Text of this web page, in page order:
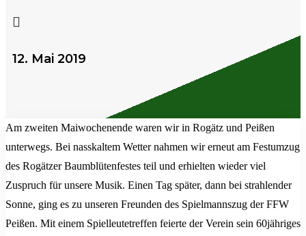

12. Mai 2019
Am zweiten Maiwochenende waren wir in Rogätz und Peißen
unterwegs. Bei nasskaltem Wetter nahmen wir erneut am Festumzug
des Rogätzer Baumblütenfestes teil und erhielten wieder viel
Zuspruch für unsere Musik. Einen Tag später, dann bei strahlender
Sonne, ging es zu unseren Freunden des Spielmannszug der FFW
Peißen. Mit einem Spielleutetreffen feierte der Verein sein 60jähriges